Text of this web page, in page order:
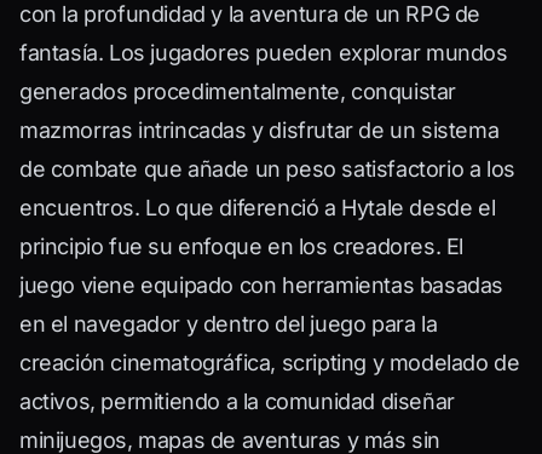
con la profundidad y la aventura de un RPG de
fantasía. Los jugadores pueden explorar mundos
generados procedimentalmente, conquistar
mazmorras intrincadas y disfrutar de un sistema
de combate que añade un peso satisfactorio a los
encuentros. Lo que diferenció a Hytale desde el
principio fue su enfoque en los creadores. El
juego viene equipado con herramientas basadas
en el navegador y dentro del juego para la
creación cinematográfica, scripting y modelado de
activos, permitiendo a la comunidad diseñar
minijuegos, mapas de aventuras y más sin